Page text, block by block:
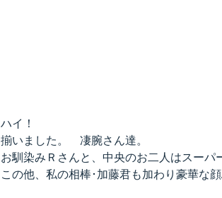
ハイ！
揃いました。　凄腕さん達。
お馴染みＲさんと、中央のお二人はスーパ
この他、私の相棒･加藤君も加わり豪華な顔